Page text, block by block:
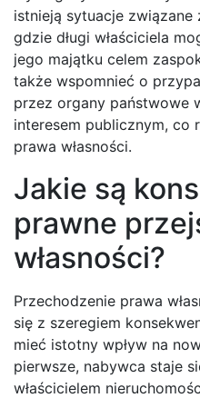
istnieją sytuacje
gdzie długi właściciela
jego majątku celem
także wspomnieć o
przez organy państwowe
interesem publicznym,
prawa własności.
Jakie są
prawne
własności?
Przechodzenie prawa
się z szeregiem
mieć istotny wpływ na
pierwsze, nabywca staje
właścicielem